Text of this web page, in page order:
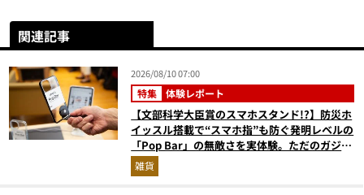
関連記事
2026/08/10 07:00
特集 体験レポート
【文部科学大臣賞のスマホスタンド!?】防災ホ
イッスル搭載で“スマホ指”も防ぐ発明レベルの
「Pop Bar」の無敵さを実体験。ただのガジェ
ットじゃない！
雑貨